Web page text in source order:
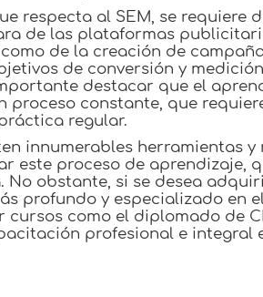
respecta al SEM, se requiere
de las plataformas
de la creación de
de conversión y
destacar que el
proceso constante, que
regular.
innumerables herramientas y
este proceso de aprendizaje,
No obstante, si se desea
profundo y especializado en
como el diplomado de
profesional e integral